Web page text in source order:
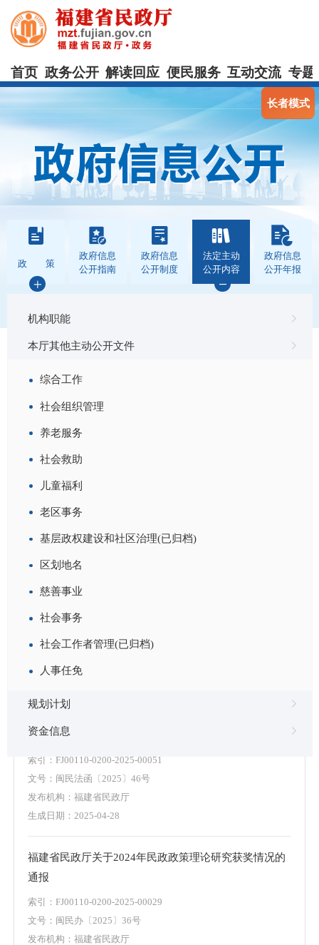
首页 政务公开 解读回应 便民服务 互动交流 专题
长者模式
政 策
政府信息
公开指南
政府信息
公开制度
法定主动
公开内容
机构职能
本厅其他主动公开文件
综合工作
社会组织管理
养老服务
社会救助
儿童福利
老区事务
基层政权建设和社区治理(已归档)
区划地名
慈善事业
社会事务
社会工作者管理(已归档)
人事任免
规划计划
资金信息
政府信息
公开年报
福建省民政厅 福建省人力资源和社会保障厅 福建省
总工会关于举办2026年全国行业职业技能竞赛——第二
届全国民政行业职业技能大赛福建赛区选拔赛的通知
发布机构：福建省民政厅
生成日期： 2026-07-17
福建省民政厅关于开展2025年度“双随机”执法检查的通
知
索引：FJ00110-0200-2025-00141
文号：
闽民法〔2025〕102号
生成日期：2025-09-03
通知
索引： FJ00110-0200-2025-00051
文号： 闽民法函〔2025〕46号
发布机构： 福建省民政厅
生成日期： 2025-04-28
福建省民政厅关于2024年民政政策理论研究获奖情况的
通报
索引： FJ00110-0200-2025-00029
文号： 闽民办〔2025〕36号
发布机构： 福建省民政厅